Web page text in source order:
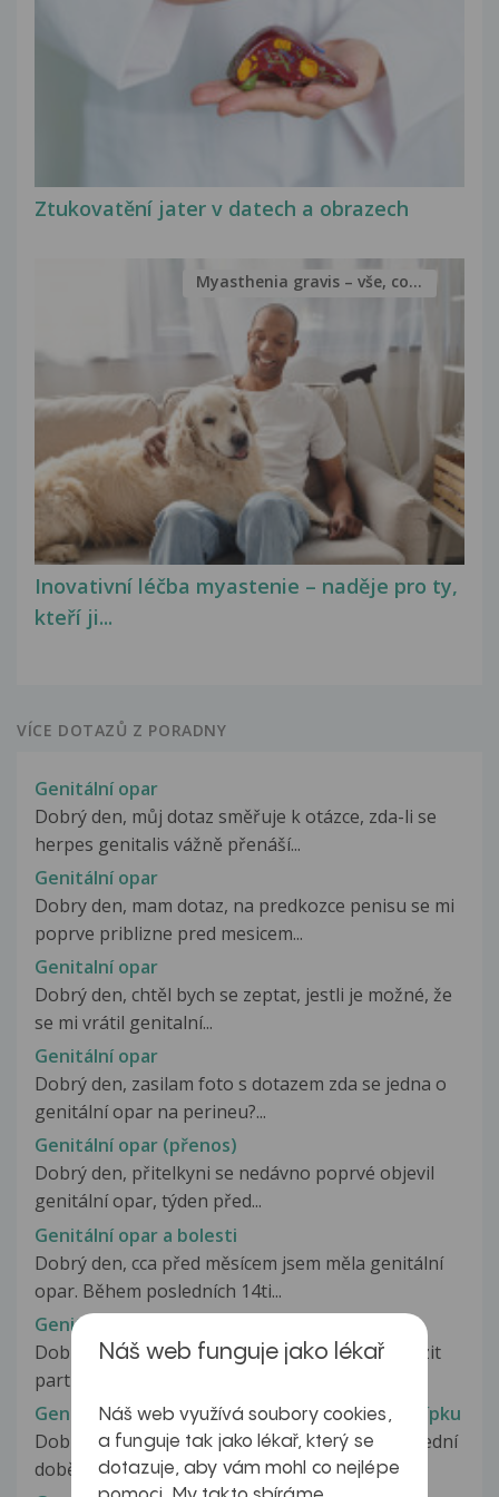
Ztukovatění jater v datech a obrazech
Inovativní léčba myastenie – naděje pro ty,
kteří ji...
Myasthenia gravis – vše, co...
VÍCE DOTAZŮ Z PORADNY
Genitální opar
Dobrý den, můj dotaz směřuje k otázce, zda-li se
herpes genitalis vážně přenáší...
Genitální opar
Dobry den, mam dotaz, na predkozce penisu se mi
poprve priblizne pred mesicem...
Genitalní opar
Dobrý den, chtěl bych se zeptat, jestli je možné, že
se mi vrátil genitalní...
Genitální opar
Dobrý den, zasilam foto s dotazem zda se jedna o
genitální opar na perineu?...
Genitální opar (přenos)
Dobrý den, přitelkyni se nedávno poprvé objevil
genitální opar, týden před...
Genitální opar a bolesti
Dobrý den, cca před měsícem jsem měla genitální
opar. Během posledních 14ti...
Genitální opar a kondylomata
Dobrý den, prosím o odpověď, zda mohu nakazit
partnera v situacích při nechráněné...
Genitální opar a očkování proti rakovině děl.čípku
Dobrý den. Trpím opakovaným oparem, v poslední
době velmi častým, na gynekologii...
Náš web funguje jako lékař
Náš web využívá soubory cookies,
a funguje tak jako lékař, který se
dotazuje, aby vám mohl co nejlépe